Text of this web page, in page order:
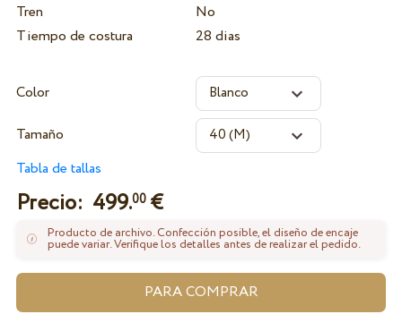
Tren
No
Tiempo de costura
28 dias
Color
Tamaño
Tabla de tallas
Precio: 499.00€
Producto de archivo. Confección posible, el diseño de encaje
puede variar. Verifique los detalles antes de realizar el pedido.